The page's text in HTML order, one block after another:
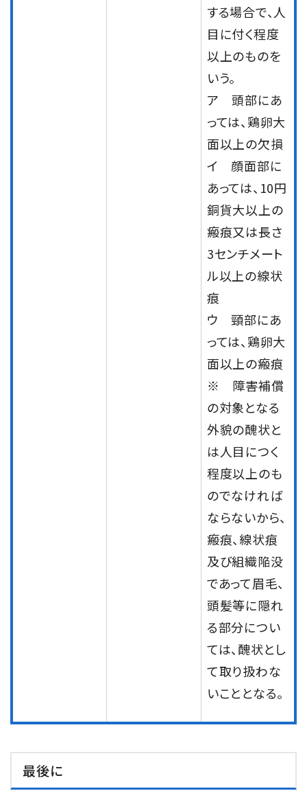
する場合で、人
目に付く程度
以上のものを
いう。
ア 頭部にあ
っては、鶏卵大
面以上の欠損
イ 顔面部に
あっては、10円
銅貨大以上の
瘢痕又は長さ
3センチメート
ル以上の線状
痕
ウ 頸部にあ
っては、鶏卵大
面以上の瘢痕
※ 障害補償
の対象となる
外貌の醜状と
は人目につく
程度以上のも
のでなければ
ならないから、
瘢痕、線状痕
及び組織陥没
であって眉毛、
頭髪等に隠れ
る部分につい
ては、醜状とし
て取り扱わな
いこととなる。
最後に